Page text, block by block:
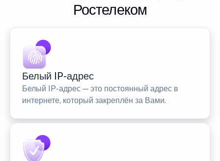
Ростелеком
Белый IP-адрес
Белый IP-адрес — это постоянный адрес в
интернете, который закреплён за Вами.